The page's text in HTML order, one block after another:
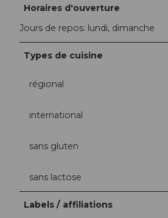
Horaires d'ouverture
Jours de repos: lundi, dimanche
Types de cuisine
régional
international
sans gluten
sans lactose
Labels / affiliations